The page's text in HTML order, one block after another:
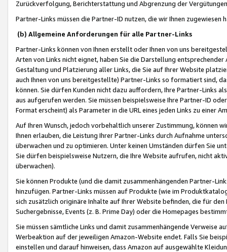
Zurückverfolgung, Berichterstattung und Abgrenzung der
Partner-Links müssen die Partner-ID nutzen, die wir Ihnen zugewiesen
(b) Allgemeine Anforderungen für alle Partner-Links
Partner-Links können von Ihnen erstellt oder Ihnen von uns
Arten von Links nicht eignet, haben Sie die Darstellung
Gestaltung und Platzierung aller Links, die Sie auf Ihrer Website
auch Ihnen von uns bereitgestellte) Partner-Links so formatiert sind,
können. Sie dürfen Kunden nicht dazu auffordern, Ihre Partner-Links
aus aufgerufen werden. Sie müssen beispielsweise Ihre Partner-ID
Format erscheint) als Parameter in die URL eines jeden Links zu einer
Auf Ihren Wunsch, jedoch vorbehaltlich unserer Zustimmung, können
Ihnen erlauben, die Leistung Ihrer Partner-Links durch Aufnahme
überwachen und zu optimieren. Unter keinen Umständen dürfen Sie
Sie dürfen beispielsweise Nutzern, die Ihre Website aufrufen, nicht
überwachen).
Sie können Produkte (und die damit zusammenhängenden Partner-
hinzufügen. Partner-Links müssen auf Produkte (wie im
sich zusätzlich originäre Inhalte auf Ihrer Website befinden, die für
Suchergebnisse, Events (z. B. Prime Day) oder die Homepages
Sie müssen sämtliche Links und damit zusammenhängende
Werbeaktion auf der jeweiligen Amazon-Website endet. Falls Sie
einstellen und darauf hinweisen, dass Amazon auf ausgewählte